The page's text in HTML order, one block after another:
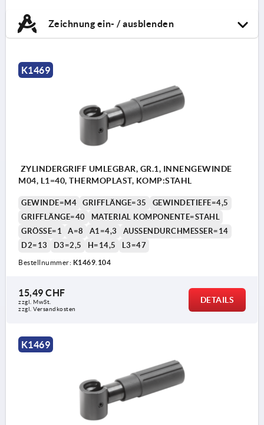
Zeichnung ein- / ausblenden
K1469
ZYLINDERGRIFF UMLEGBAR, GR.1, INNENGEWINDE
M04, L1=40, THERMOPLAST, KOMP:STAHL
GEWINDE=M4 GRIFFLÄNGE=35
GEWINDETIEFE=4,5
GRIFFLÄNGE=40
MATERIAL KOMPONENTE=STAHL
GRÖSSE=1
A=8 A1=4,3
AUSSENDURCHMESSER=14
D2=13
D3=2,5 H=14,5 L3=47
Bestellnummer: K1469.104
15,49 CHF
zzgl. MwSt.
zzgl. Versandkosten
DETAILS
K1469